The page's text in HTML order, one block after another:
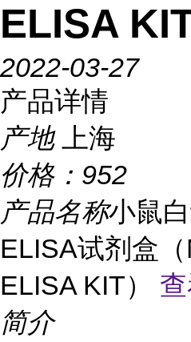
ELISA KIT
2022-03-27
产品详情
产地
上海
价格： 952
产品名称小鼠
ELISA试剂盒
ELISA KIT）
简介